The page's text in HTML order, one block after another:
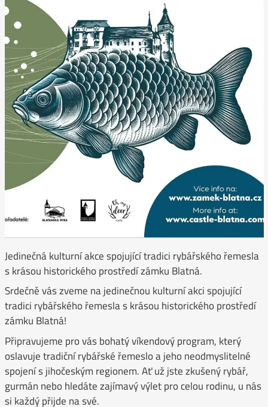
Jedinečná kulturní akce spojující tradici rybářského řemesla
s krásou historického prostředí zámku Blatná.
Srdečně vás zveme na jedinečnou kulturní akci spojující
tradici rybářského řemesla s krásou historického prostředí
zámku Blatná!
Připravujeme pro vás bohatý víkendový program, který
oslavuje tradiční rybářské řemeslo a jeho neodmyslitelné
spojení s jihočeským regionem. Ať už jste zkušený rybář,
gurmán nebo hledáte zajímavý výlet pro celou rodinu, u nás
si každý přijde na své.